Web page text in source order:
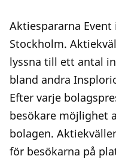
Aktiespararna
Stockholm.
lyssna till ett antal
bland andra
Efter varje
besökare möjlighet
bolagen.
för besökarna på